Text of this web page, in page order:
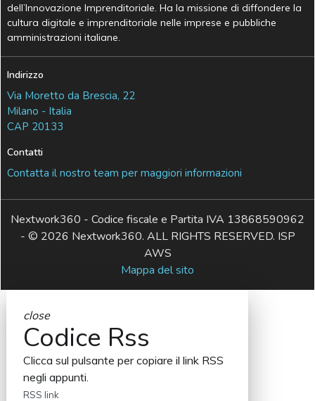
dell’Innovazione Imprenditoriale. Ha la missione di diffondere la
cultura digitale e imprenditoriale nelle imprese e pubbliche
amministrazioni italiane.
Indirizzo
Via Moretto da Brescia, 22
Milano - Italia
CAP 20133
Contatti
Contatta il nostro team per maggiori informazioni
Nextwork360 - Codice fiscale e Partita IVA 13868590962
- © 2026 Nextwork360. ALL RIGHTS RESERVED. ISP
AWS
Mappa del sito
close
Codice Rss
Clicca sul pulsante per copiare il link RSS
negli appunti.
RSS link